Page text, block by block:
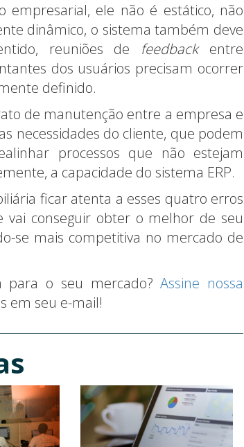
ele não é estático, não
dinâmico, o sistema também deve
reuniões de feedbackentre
dos usuários precisam ocorrer
definido.
de manutenção entre a empresa e
necessidades do cliente, que podem
processos que não estejam
a capacidade do sistema ERP.
ficar atenta a esses quatro erros
conseguir obter o melhor de seu
se mais competitiva no mercado de
para o seu mercado?Assine nossa
em seu e-mail!